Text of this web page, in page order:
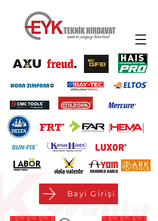
Bayi Girişi